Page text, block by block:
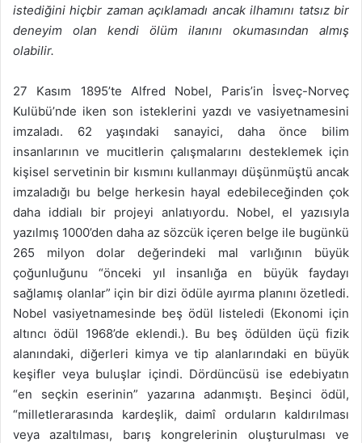
istediğini hiçbir zaman açıklamadı ancak ilhamını tatsız bir
deneyim olan kendi ölüm ilanını okumasından almış
olabilir.
27 Kasım 1895’te Alfred Nobel, Paris’in İsveç-Norveç
Kulübü’nde iken son isteklerini yazdı ve vasiyetnamesini
imzaladı. 62 yaşındaki sanayici, daha önce bilim
insanlarının ve mucitlerin çalışmalarını desteklemek için
kişisel servetinin bir kısmını kullanmayı düşünmüştü ancak
imzaladığı bu belge herkesin hayal edebileceğinden çok
daha iddialı bir projeyi anlatıyordu. Nobel, el yazısıyla
yazılmış 1000’den daha az sözcük içeren belge ile bugünkü
265 milyon dolar değerindeki mal varlığının büyük
çoğunluğunu “önceki yıl insanlığa en büyük faydayı
sağlamış olanlar” için bir dizi ödüle ayırma planını özetledi.
Nobel vasiyetnamesinde beş ödül listeledi (Ekonomi için
altıncı ödül 1968’de eklendi.). Bu beş ödülden üçü fizik
alanındaki, diğerleri kimya ve tip alanlarındaki en büyük
keşifler veya buluşlar içindi. Dördüncüsü ise edebiyatın
“en seçkin eserinin” yazarına adanmıştı. Beşinci ödül,
“milletlerarasında kardeşlik, daimî orduların kaldırılması
veya azaltılması, barış kongrelerinin oluşturulması ve